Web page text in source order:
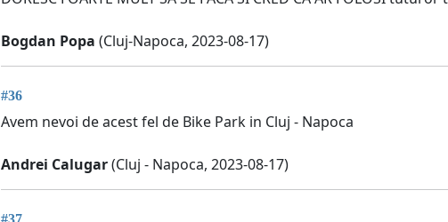
Bogdan Popa (Cluj-Napoca, 2023-08-17)
#36
Avem nevoi de acest fel de Bike Park in Cluj - Napoca
Andrei Calugar(Cluj - Napoca, 2023-08-17)